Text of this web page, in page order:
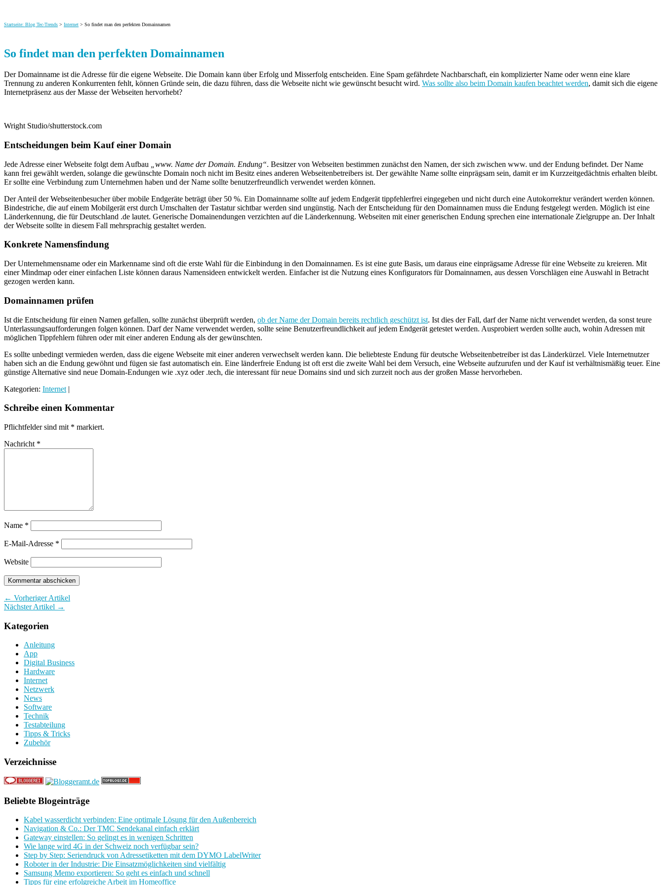
Startseite: Blog Tec-Trends > Internet > So findet man den perfekten Domainnamen
So findet man den perfekten Domainnamen
Der Domainname ist die Adresse für die eigene Webseite. Die Domain kann über Erfolg und Misserfolg entscheiden. Eine Spam gefährdete Nachbarschaft, ein komplizierter Name oder wenn eine klare
Trennung zu anderen Konkurrenten fehlt, können Gründe sein, die dazu führen, dass die Webseite nicht wie gewünscht besucht wird. Was sollte also beim Domain kaufen beachtet werden, damit sich die eigene
Internetpräsenz aus der Masse der Webseiten hervorhebt?
Wright Studio/shutterstock.com
Entscheidungen beim Kauf einer Domain
Jede Adresse einer Webseite folgt dem Aufbau „www. Name der Domain. Endung“. Besitzer von Webseiten bestimmen zunächst den Namen, der sich zwischen www. und der Endung befindet. Der Name
kann frei gewählt werden, solange die gewünschte Domain noch nicht im Besitz eines anderen Webseitenbetreibers ist. Der gewählte Name sollte einprägsam sein, damit er im Kurzzeitgedächtnis erhalten bleibt.
Er sollte eine Verbindung zum Unternehmen haben und der Name sollte benutzerfreundlich verwendet werden können.
Der Anteil der Webseitenbesucher über mobile Endgeräte beträgt über 50 %. Ein Domainname sollte auf jedem Endgerät tippfehlerfrei eingegeben und nicht durch eine Autokorrektur verändert werden können.
Bindestriche, die auf einem Mobilgerät erst durch Umschalten der Tastatur sichtbar werden sind ungünstig. Nach der Entscheidung für den Domainnamen muss die Endung festgelegt werden. Möglich ist eine
Länderkennung, die für Deutschland .de lautet. Generische Domainendungen verzichten auf die Länderkennung. Webseiten mit einer generischen Endung sprechen eine internationale Zielgruppe an. Der Inhalt
der Webseite sollte in diesem Fall mehrsprachig gestaltet werden.
Konkrete Namensfindung
Der Unternehmensname oder ein Markenname sind oft die erste Wahl für die Einbindung in den Domainnamen. Es ist eine gute Basis, um daraus eine einprägsame Adresse für eine Webseite zu kreieren. Mit
einer Mindmap oder einer einfachen Liste können daraus Namensideen entwickelt werden. Einfacher ist die Nutzung eines Konfigurators für Domainnamen, aus dessen Vorschlägen eine Auswahl in Betracht
gezogen werden kann.
Domainnamen prüfen
Ist die Entscheidung für einen Namen gefallen, sollte zunächst überprüft werden, ob der Name der Domain bereits rechtlich geschützt ist. Ist dies der Fall, darf der Name nicht verwendet werden, da sonst teure
Unterlassungsaufforderungen folgen können. Darf der Name verwendet werden, sollte seine Benutzerfreundlichkeit auf jedem Endgerät getestet werden. Ausprobiert werden sollte auch, wohin Adressen mit
möglichen Tippfehlern führen oder mit einer anderen Endung als der gewünschten.
Es sollte unbedingt vermieden werden, dass die eigene Webseite mit einer anderen verwechselt werden kann. Die beliebteste Endung für deutsche Webseitenbetreiber ist das Länderkürzel. Viele Internetnutzer
haben sich an die Endung gewöhnt und fügen sie fast automatisch ein. Eine länderfreie Endung ist oft erst die zweite Wahl bei dem Versuch, eine Webseite aufzurufen und der Kauf ist verhältnismäßig teuer. Eine
günstige Alternative sind neue Domain-Endungen wie .xyz oder .tech, die interessant für neue Domains sind und sich zurzeit noch aus der großen Masse hervorheben.
Kategorien: Internet |
Schreibe einen Kommentar
Pflichtfelder sind mit * markiert.
Nachricht *
Name *
E-Mail-Adresse *
Website
← Vorheriger Artikel
Nächster Artikel →
Kategorien
Anleitung
App
Digital Business
Hardware
Internet
Netzwerk
News
Software
Technik
Testabteilung
Tipps & Tricks
Zubehör
Verzeichnisse
Beliebte Blogeinträge
Kabel wasserdicht verbinden: Eine optimale Lösung für den Außenbereich
Navigation & Co.: Der TMC Sendekanal einfach erklärt
Gateway einstellen: So gelingt es in wenigen Schritten
Wie lange wird 4G in der Schweiz noch verfügbar sein?
Step by Step: Seriendruck von Adressetiketten mit dem DYMO LabelWriter
Roboter in der Industrie: Die Einsatzmöglichkeiten sind vielfältig
Samsung Memo exportieren: So geht es einfach und schnell
Tipps für eine erfolgreiche Arbeit im Homeoffice